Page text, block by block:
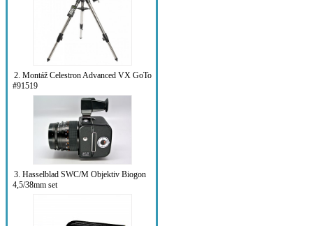
2. Montáž Celestron Advanced VX GoTo
#91519
3. Hasselblad SWC/M Objektiv Biogon
4,5/38mm set